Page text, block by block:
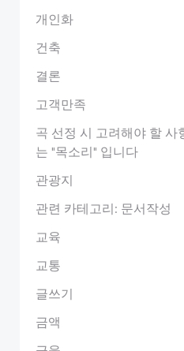
개인화
건축
결론
고객만족
곡 선정 시 고려해야 할 사
는 "목소리" 입니다
관광지
관련 카테고리: 문서작성
교육
교통
글쓰기
금액